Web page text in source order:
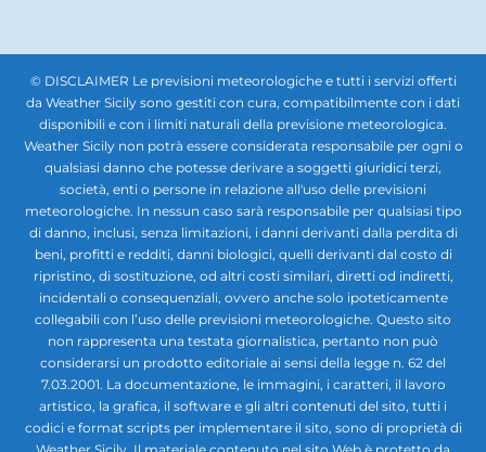
© DISCLAIMER Le previsioni meteorologiche e tutti i servizi offerti
da Weather Sicily sono gestiti con cura, compatibilmente con i dati
disponibili e con i limiti naturali della previsione meteorologica.
Weather Sicily non potrà essere considerata responsabile per ogni o
qualsiasi danno che potesse derivare a soggetti giuridici terzi,
società, enti o persone in relazione all'uso delle previsioni
meteorologiche. In nessun caso sarà responsabile per qualsiasi tipo
di danno, inclusi, senza limitazioni, i danni derivanti dalla perdita di
beni, profitti e redditi, danni biologici, quelli derivanti dal costo di
ripristino, di sostituzione, od altri costi similari, diretti od indiretti,
incidentali o consequenziali, ovvero anche solo ipoteticamente
collegabili con l’uso delle previsioni meteorologiche. Questo sito
non rappresenta una testata giornalistica, pertanto non può
considerarsi un prodotto editoriale ai sensi della legge n. 62 del
7.03.2001. La documentazione, le immagini, i caratteri, il lavoro
artistico, la grafica, il software e gli altri contenuti del sito, tutti i
codici e format scripts per implementare il sito, sono di proprietà di